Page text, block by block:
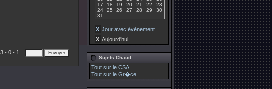
3 - 0 - 1 =
17
18 19 20 21 22
23
24
25 26 27 28 29
30
31
X Jour avec évènement
X Aujourd'hui
Sujets Chaud
Tout sur le CSA
Tout sur le Gr�ce